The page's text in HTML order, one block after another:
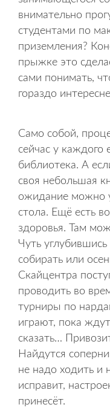
внимательно
студентами по
приземления?
прыжке это
сами понимать,
гораздо
Само собой,
сейчас у каждого
библиотека. А
своя небольшая
ожидание можно
стола. Ещё есть
здоровья. Там
Чуть
собирать или
Скайцентра
проводить во
турниры по
играют, пока
сказать…
Найдутся
не надо ходить и
исправит,
принесёт.